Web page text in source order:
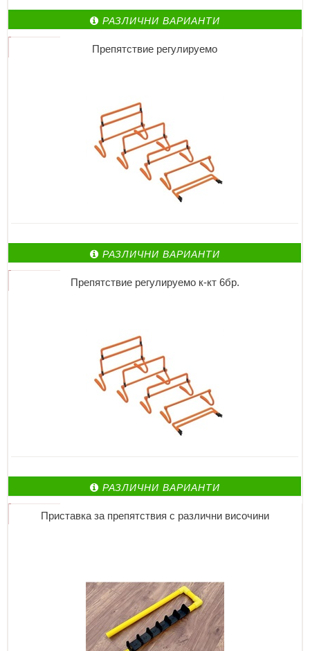
РАЗЛИЧНИ ВАРИАНТИ
Препятствие регулируемо
РАЗЛИЧНИ ВАРИАНТИ
Препятствие регулируемо к-кт 6бр.
РАЗЛИЧНИ ВАРИАНТИ
Приставка за препятствия с различни височини